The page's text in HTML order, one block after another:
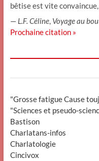
bêtise est vite
— L.F. Céline, Voyage au
Prochaine citation »
"Grosse fatigue Cause
"Sciences et pseudo-
Bastison
Charlatans-infos
Charlatologie
Cincivox